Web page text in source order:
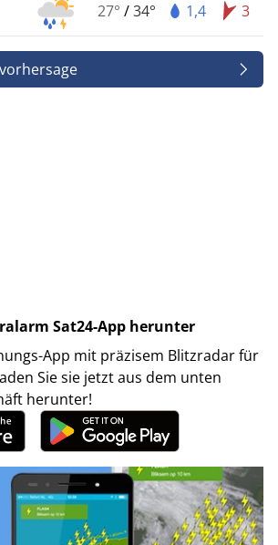
27° /34° 1,4 3
Sat24-App herunter
App mit präzisem Blitzradar für
Sie sie jetzt aus dem unten
herunter!